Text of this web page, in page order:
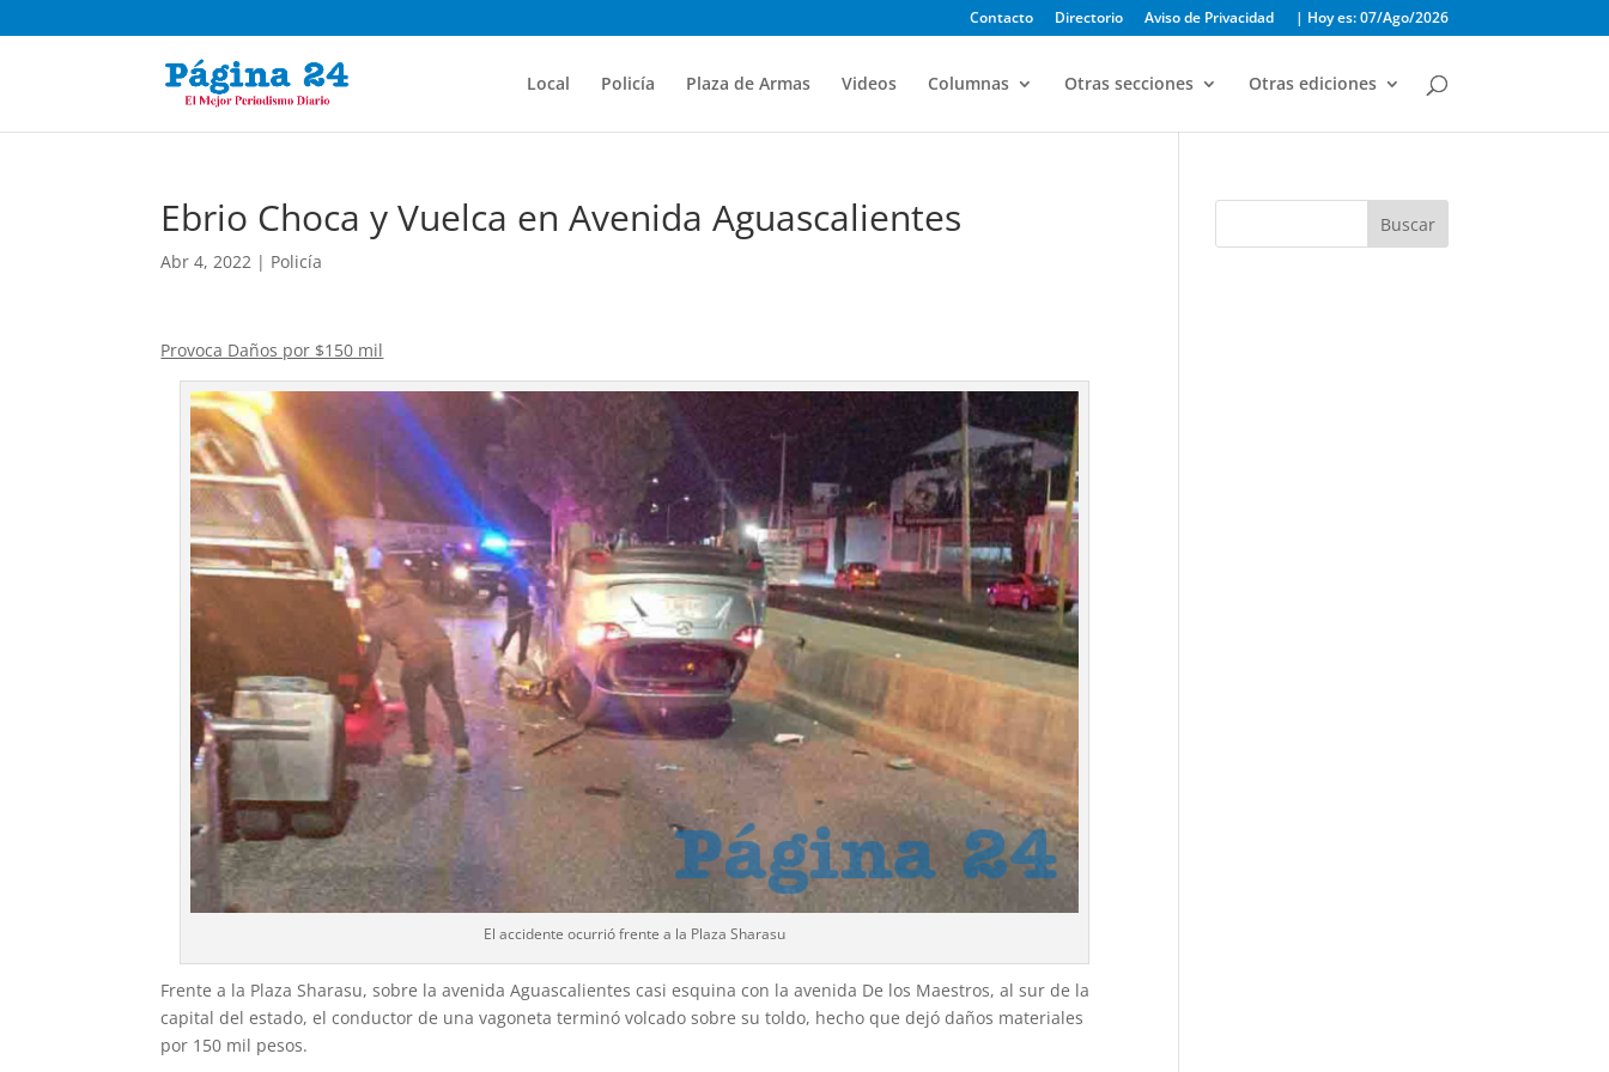
Contacto Directorio Aviso de Privacidad | Hoy es: 07/Ago/2026
Local Policía Plaza de Armas Videos Columnas Otras secciones Otras ediciones
Ebrio Choca y Vuelca en Avenida Aguascalientes
Abr 4, 2022 | Policía
Provoca Daños por $150 mil
El accidente ocurrió frente a la Plaza Sharasu
Frente a la Plaza Sharasu, sobre la avenida Aguascalientes casi esquina con la avenida De los Maestros, al sur de la
capital del es­tado, el conductor de una vagoneta terminó volcado sobre su toldo, hecho que dejó daños materiales
por 150 mil pesos.
Buscar